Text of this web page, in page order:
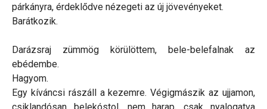
párkányra, érdeklődve nézegeti az új jövevényeket.
Barátkozik.
Darázsraj zümmög körülöttem, bele-belefalnak az
ebédembe.
Hagyom.
Egy kíváncsi rászáll a kezemre. Végigmászik az ujjamon,